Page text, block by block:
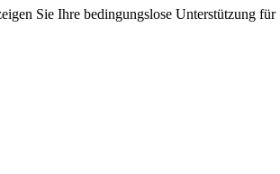
Sie Ihre bedingungslose Unterstützung für